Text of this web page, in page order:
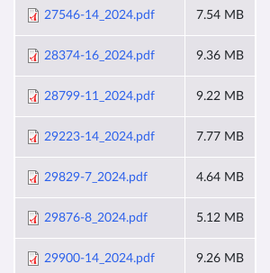
27546-14_2024.pdf 7.54 MB
28374-16_2024.pdf 9.36 MB
28799-11_2024.pdf 9.22 MB
29223-14_2024.pdf 7.77 MB
29829-7_2024.pdf 4.64 MB
29876-8_2024.pdf 5.12 MB
29900-14_2024.pdf 9.26 MB